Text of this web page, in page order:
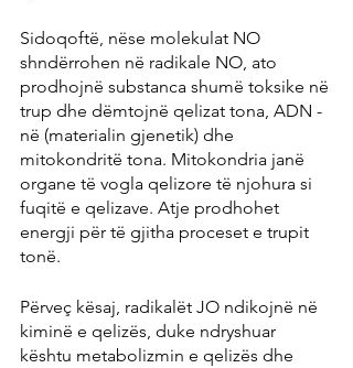
Sidoqoftë, nëse molekulat NO
shndërrohen në radikale NO, ato
prodhojnë substanca shumë toksike në
trup dhe dëmtojnë qelizat tona, ADN -
në (materialin gjenetik) dhe
mitokondritë tona. Mitokondria janë
organe të vogla qelizore të njohura si
fuqitë e qelizave. Atje prodhohet
energji për të gjitha proceset e trupit
tonë.
Përveç kësaj, radikalët JO ndikojnë në
kiminë e qelizës, duke ndryshuar
kështu metabolizmin e qelizës dhe